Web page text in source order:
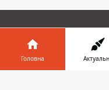
Головна